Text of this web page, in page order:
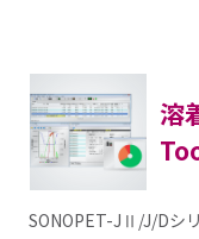
溶
SONOPET-JⅡ/J/Dシ